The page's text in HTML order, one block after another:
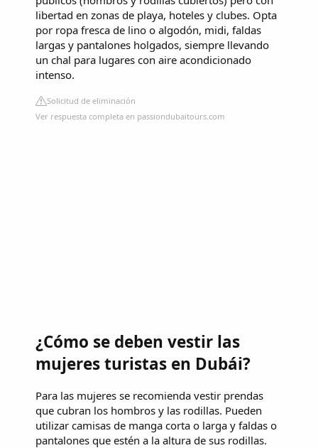
libertad en zonas de playa, hoteles y clubes. Opta
por ropa fresca de lino o algodón, midi, faldas
largas y pantalones holgados, siempre llevando
un chal para lugares con aire acondicionado
intenso.
Solicitud de eliminación
Ver respuesta completa en passiondubaitours.com
¿Cómo se deben vestir las
mujeres turistas en Dubái?
Para las mujeres se recomienda vestir prendas
que cubran los hombros y las rodillas. Pueden
utilizar camisas de manga corta o larga y faldas o
pantalones que estén a la altura de sus rodillas.